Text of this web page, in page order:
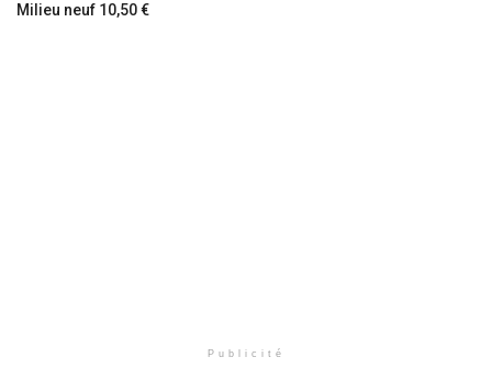
Milieu neuf 10,50 €
Publicité